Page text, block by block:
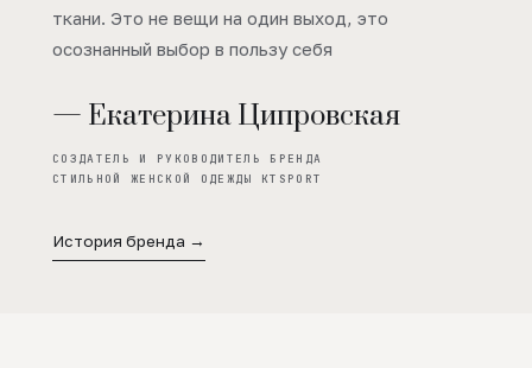
ткани. Это не вещи на один выход, это
осознанный выбор в пользу себя
— Екатерина Ципровская
СОЗДАТЕЛЬ И РУКОВОДИТЕЛЬ БРЕНДА
СТИЛЬНОЙ ЖЕНСКОЙ ОДЕЖДЫ KTSPORT
История бренда →